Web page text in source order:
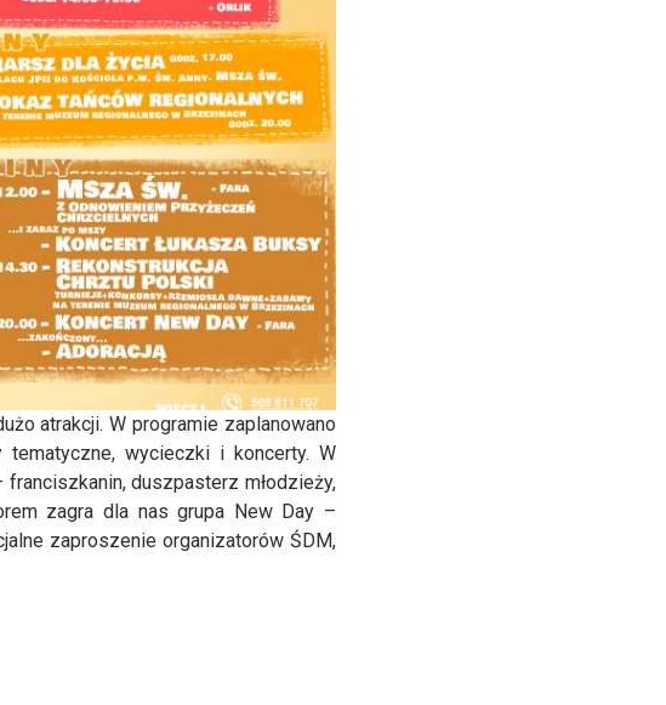
atrakcji. W programie zaplanowano
wycieczki i koncerty. W
duszpasterz młodzieży,
zagra dla nas grupa New Day –
zaproszenie organizatorów ŚDM,